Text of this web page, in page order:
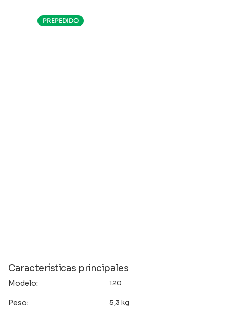
PREPEDIDO
Características principales
Modelo: 120
Peso: 5,3 kg